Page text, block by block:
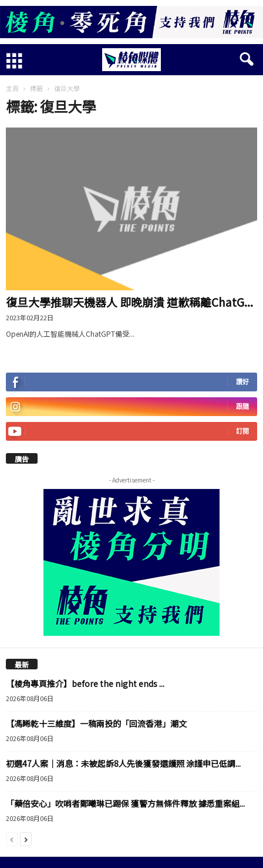
主頁 標籤 復旦大學
標籤: 復旦大學
復旦大學推聊天機器人 即晚崩潰 道歉稱離ChatG...
2023年02月22日
OpenAI的人工智能機械人ChatGPT備受...
讚好
跟隨
訂閱
廣告
- Advertisement -
最新
【棱角專頁推介】before the night ends ...
2026年08月06日
【馮睎乾十三維度】一稿兩投的「回流香港」潮文
2026年08月06日
初選47人案｜消息：未被起訴8人先後獲發還護照 涂謹申已低調...
2026年08月06日
「藥倍安心」吹哨者鄭曦琳已踢保 獲警方無條件釋放 據悉重案組...
2026年08月06日